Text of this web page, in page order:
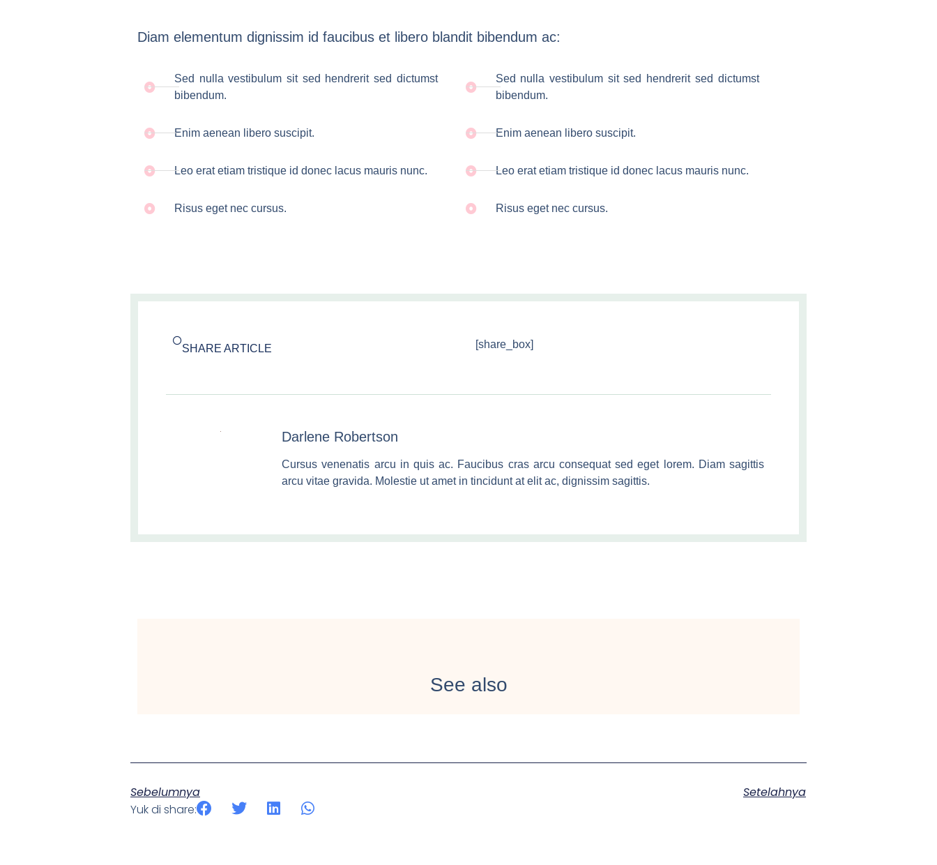
Diam elementum dignissim id faucibus et libero blandit bibendum ac:
Sed nulla vestibulum sit sed hendrerit sed dictumst
bibendum.
Enim aenean libero suscipit.
Leo erat etiam tristique id donec lacus mauris nunc.
Risus eget nec cursus.
Sed nulla vestibulum sit sed hendrerit sed dictumst
bibendum.
Enim aenean libero suscipit.
Leo erat etiam tristique id donec lacus mauris nunc.
Risus eget nec cursus.
SHARE ARTICLE [share_box]
Darlene Robertson
Cursus venenatis arcu in quis ac. Faucibus cras arcu consequat sed eget lorem. Diam sagittis
arcu vitae gravida. Molestie ut amet in tincidunt at elit ac, dignissim sagittis.
See also
Sebelumnya
Setelahnya
Yuk di share: